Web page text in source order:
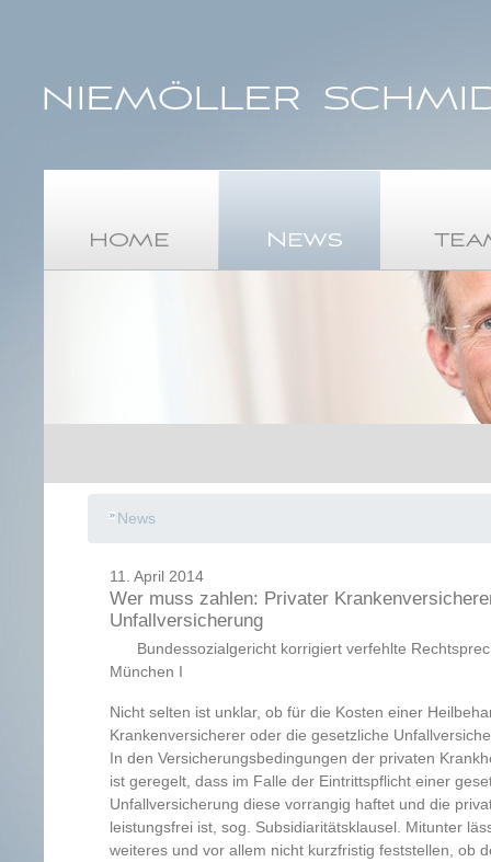
News
11. April 2014
Wer muss zahlen: Privater
Unfallversicherung
Bundessozialgericht korrigiert verfehlte
München I
Nicht selten ist unklar, ob für die Kosten einer
Krankenversicherer oder die gesetzliche
In den Versicherungsbedingungen der privaten
ist geregelt, dass im Falle der Eintrittspflicht einer
Unfallversicherung diese vorrangig haftet und die
leistungsfrei ist, sog. Subsidiaritätsklausel. Mitunter
weiteres und vor allem nicht kurzfristig feststellen, ob